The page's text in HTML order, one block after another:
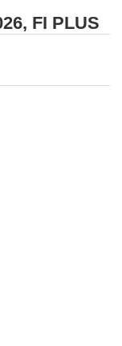
FI PLUS